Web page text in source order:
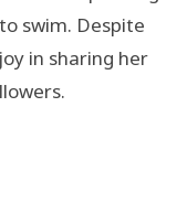
swim. Despite
in sharing her